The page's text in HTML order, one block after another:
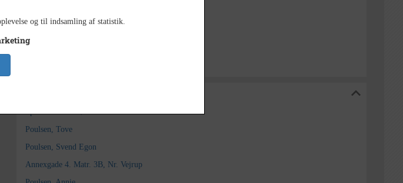
Sparekassedirektører
Poulsen, Tove
Poulsen, Svend Egon
Annexgade 4. Matr. 3B, Nr. Vejrup
og til indsamling af statistik.